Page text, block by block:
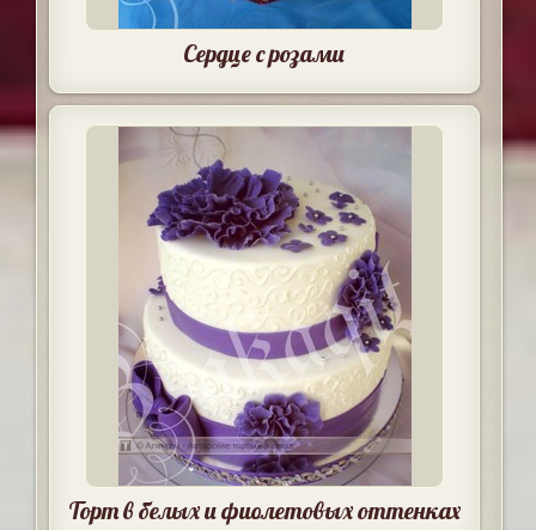
Сердце с розами
Торт в белых и фиолетовых оттенках